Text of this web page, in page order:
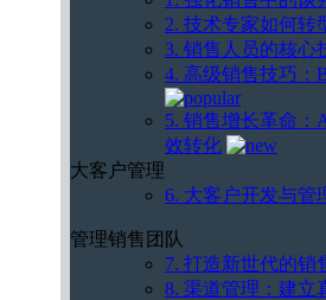
2. 技术专家如何转
3. 销售人员的核心
4. 高级销售技巧：
5. 销售增长革命：
效转化
大客户管理
6. 大客户开发与管
管理销售团队
7. 打造新世代的销
8. 渠道管理：建立